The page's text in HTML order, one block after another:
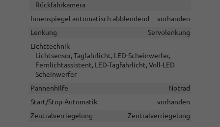
Rückfahrkamera
Innenspiegel automatisch abblendend
vorhanden
Lenkung
Servolenkung
Lichttechnik
Lichtsensor, Tagfahrlicht, LED-Scheinwerfer,
Fernlichtassistent, LED-Tagfahrlicht, Voll-LED
Scheinwerfer
Pannenhilfe
Notrad
Start/Stop-Automatik
vorhanden
Zentralverriegelung
Zentralverriegelung